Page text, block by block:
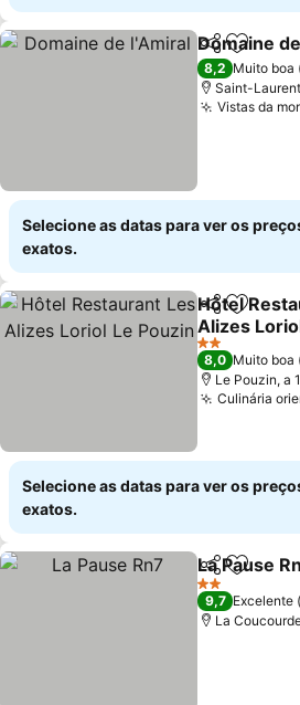
Partilhar
Domaine
8,2 Muito boa
Saint-
Vistas da
Selecione as datas para ver os
exatos.
Partilhar
Hôtel
Alizes
Ver preços
2 Estrelas
8,0 Muito boa
Le Pouzin, a
Culinária
Selecione as datas para ver os
exatos.
Partilhar
La Pause
2 Estrelas
9,7 Excelente
La